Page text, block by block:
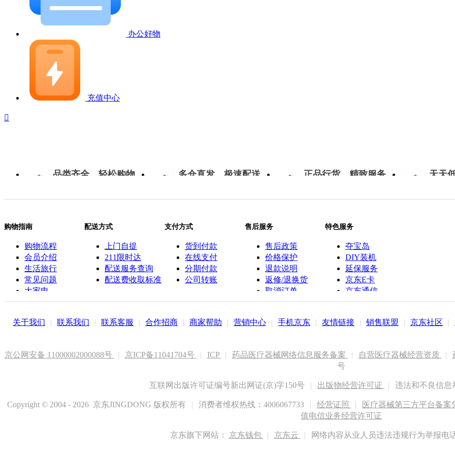
办公好物
充值中心

品类齐全，轻松购物 多仓直发，极速配送 正品行货，精致服务 天天
购物指南
购物流程
会员介绍
生活旅行
常见问题
大家电
联系客服
配送方式
上门自提
211限时达
配送服务查询
配送费收取标准
支付方式
货到付款
在线支付
分期付款
公司转账
售后服务
售后政策
价格保护
退款说明
返修/退换货
取消订单
特色服务
夺宝岛
DIY装机
延保服务
京东E卡
京东通信
京鱼座智能
关于我们 | 联系我们 | 联系客服 | 合作招商 | 商家帮助 | 营销中心 | 手机京东 | 友情链接 | 销售联盟 | 京东社区 |
京公网安备 11000002000088号 | 京ICP备11041704号 | ICP | 药品医疗器械网络信息服务备案 | 自营医疗器械经营资质 |
号
互联网出版许可证编号新出网证(京)字150号 | 出版物经营许可证 | 违法和不良信息
Copyright © 2004 - 2026 京东JINGDONG 版权所有 | 消费者维权热线：4006067733 | 经营证照 | 医疗器械第三方平台备案
值电信业务经营许可证
京东旗下网站： 京东钱包 | 京东云 | 网络内容从业人员违法违规行为举报电